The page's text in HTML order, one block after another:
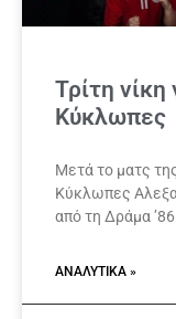
Τρίτη
Κύκλωπες
Μετά το ματς
Κύκλωπες
από τη Δράμα
ΑΝΑΛΥΤΙΚΆ »